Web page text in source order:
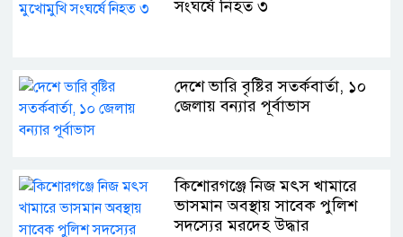
সংঘর্ষে নিহত ৩
দেশে ভারি বৃষ্টির সতর্কবার্তা, ১০
জেলায় বন্যার পূর্বাভাস
কিশোরগঞ্জে নিজ মৎস খামারে
ভাসমান অবস্থায় সাবেক পুলিশ
সদস্যের মরদেহ উদ্ধার